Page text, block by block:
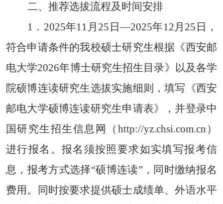
二、推荐选拔流程及时间安排
1 ． 2025年11 月 25 日—2025年12月 25 日，
符合申请条件的我校硕士研究生根据《西安邮
电大学2026年博士研究生招生目录》以及各学
院硕博连读研究生选拔实施细则，填写《西安
邮电大学硕博连读研究生申请表》，并登录中
国研究生招生信息网（ http://yz.chsi.com.cn ）
进行报名。报名须按照要求如实填写报考信
息，报考方式选择“硕博连读”，同时缴纳报名
费用。同时按要求提供硕士成绩单、外语水平